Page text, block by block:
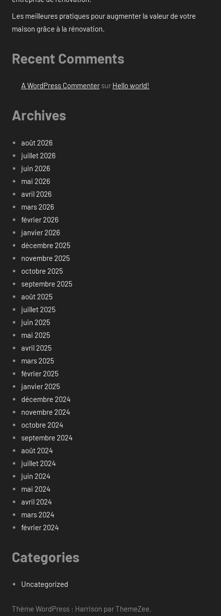
Les meilleures pratiques pour augmenter la valeur de votre
maison grâce à la rénovation.
Recent Comments
A WordPress Commentersur Hello world!
Archives
août 2026
juillet 2026
juin 2026
mai 2026
avril 2026
mars 2026
février 2026
janvier 2026
décembre 2025
novembre 2025
octobre 2025
septembre 2025
août 2025
juillet 2025
juin 2025
mai 2025
avril 2025
mars 2025
février 2025
janvier 2025
décembre 2024
novembre 2024
octobre 2024
septembre 2024
août 2024
juillet 2024
juin 2024
mai 2024
avril 2024
mars 2024
février 2024
Categories
Uncategorized
Thème WordPress : Harrison par ThemeZee.